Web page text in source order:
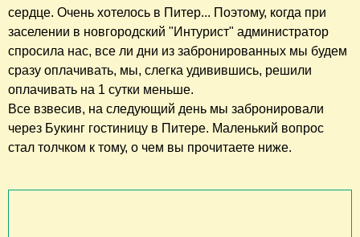
сердце. Очень хотелось в Питер... Поэтому, когда при
заселении в новгородский "Интурист" администратор
спросила нас, все ли дни из забронированных мы будем
сразу оплачивать, мы, слегка удивившись, решили
оплачивать на 1 сутки меньше.
Все взвесив, на следующий день мы забронировали
через Букинг гостиницу в Питере. Маленький вопрос
стал толчком к тому, о чем вы прочитаете ниже.